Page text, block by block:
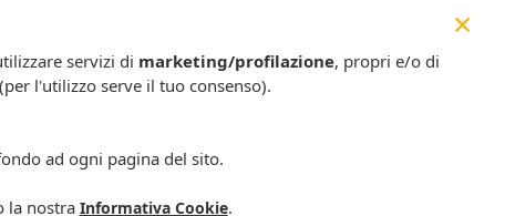
(VR) - ITALIA - P.IVA 02268210230 - Numero registro imprese: 43742 -
×
servizi di marketing/profilazione, propri e/o di
l'utilizzo serve il tuo consenso).
ad ogni pagina del sito.
la nostra Informativa Cookie.